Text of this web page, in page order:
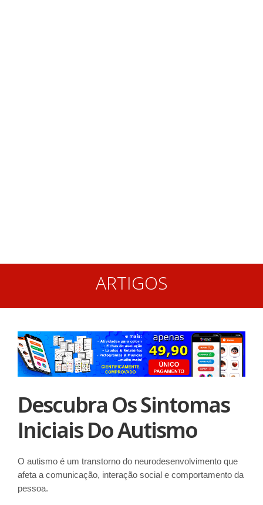
ARTIGOS
Descubra Os Sintomas
Iniciais Do Autismo
O autismo é um transtorno do neurodesenvolvimento que
afeta a comunicação, interação social e comportamento da
pessoa.